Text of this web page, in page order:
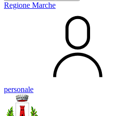
Regione Marche
personale